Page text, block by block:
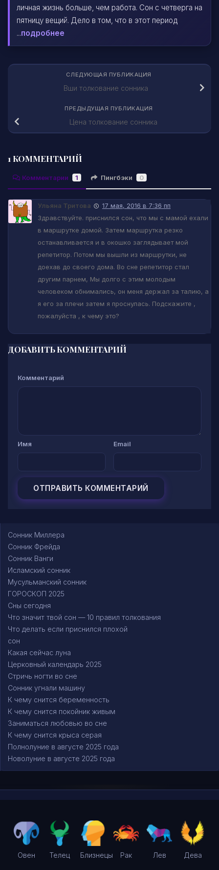
личная жизнь больше, чем работа. Сон с четверга на
пятницу вещий. Дело в том, что в этот период
...подробнее
СЛЕДУЮЩАЯ ПУБЛИКАЦИЯ
Вши толкование сонника
ПРЕДЫДУЩАЯ ПУБЛИКАЦИЯ
Цена толкование сонника
1 КОММЕНТАРИЙ
Комментарии 1 Пингбэки 0
Ульяна Тритова
17 мая, 2016 в 7:36 пп
Здравствуйте. приснился сон, что мы с мамой ехали
в маршрутке домой. Затем маршрутка резко
останавливается и в окошко заглядывает мой
репетитор. Потом мы вышли из маршрутки, не
доехав до своего дома. Во сне репетитор стал
другим парнем, Мы долго с этим молодым
человеком обнимались, он меня держал за талию, а
я его за плечи затем я проснулась. Подскажите ,
пожалуйста , к чему это?
ДОБАВИТЬ КОММЕНТАРИЙ
Комментарий
Имя Email
Сонник Миллера
Сонник Фрейда
Сонник Ванги
Исламский сонник
Мусульманский сонник
ГОРОСКОП 2025
Сны сегодня
Что значит твой сон — 10 правил толкования
Что делать если приснился плохой
сон
Какая сейчас луна
Церковный календарь 2025
Стричь ногти во сне
Сонник угнали машину
К чему снится беременность
К чему снится покойник живым
Заниматься любовью во сне
К чему снится крыса серая
Полнолуние в августе 2025 года
Новолуние в августе 2025 года
Овен Телец Близнецы Рак Лев Дева